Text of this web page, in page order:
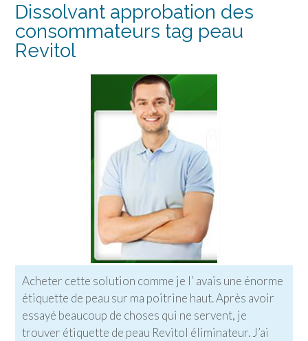
Dissolvant approbation des
consommateurs tag peau
Revitol
Acheter cette solution comme je l’ avais une énorme
étiquette de peau sur ma poitrine haut. Après avoir
essayé beaucoup de choses qui ne servent, je
trouver étiquette de peau Revitol éliminateur. J’ai